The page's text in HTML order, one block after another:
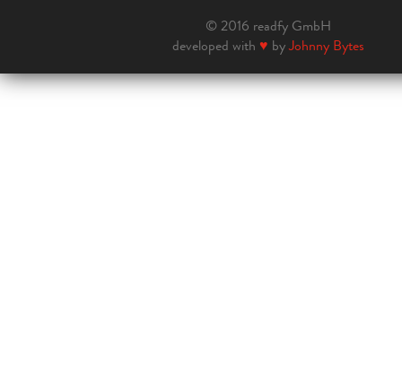
© 2016 readfy GmbH
developed with ♥ byJohnny Bytes